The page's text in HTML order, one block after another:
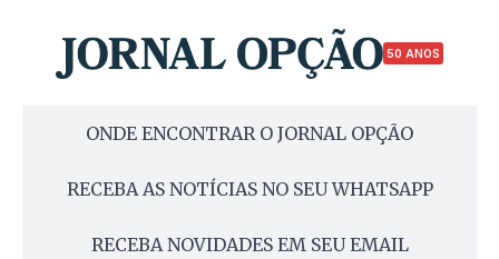
50 ANOS
ONDE ENCONTRAR O JORNAL OPÇÃO
RECEBA AS NOTÍCIAS NO SEU WHATSAPP
RECEBA NOVIDADES EM SEU EMAIL